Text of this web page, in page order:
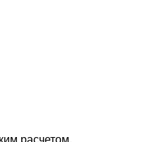
расчетом,